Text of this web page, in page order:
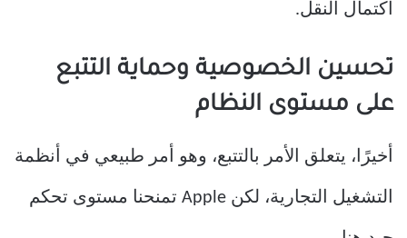
اكتمال النقل.
تحسين الخصوصية وحماية التتبع
على مستوى النظام
أخيرًا، يتعلق الأمر بالتتبع، وهو أمر طبيعي في أنظمة
التشغيل التجارية، لكن Apple تمنحنا مستوى تحكم